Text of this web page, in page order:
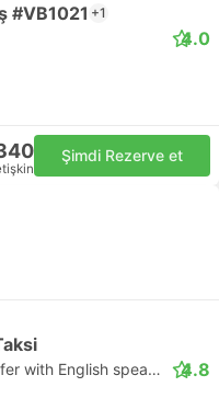
#VB1021 +1
4.0
Şimdi Rezerve et
Daytrip private transfer with English speaking driver 4.8